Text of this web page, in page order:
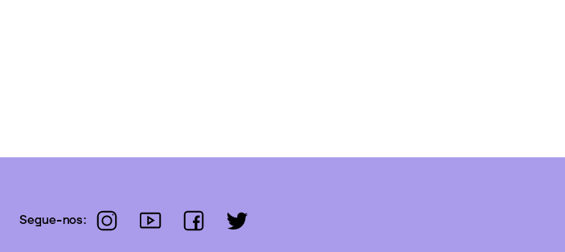
Segue-nos: instagramyoutubefacebooktwitter